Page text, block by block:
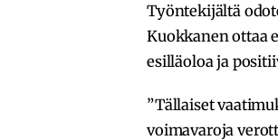
Työntekijältä
Kuokkanen ottaa
esilläoloa ja
”Tällaiset
voimavaroja